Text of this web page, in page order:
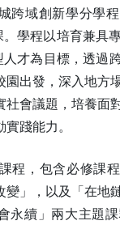
跨域創新學分學
學程以培育兼具
才為目標，透過
園出發，深入地方
社會議題，培養面
踐能力。
程，包含必修課
」，以及「在地
永續」兩大主題